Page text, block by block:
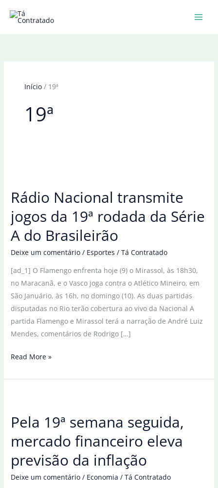
para
Início 19ª
19ª
Rádio Nacional transmite
jogos da 19ª rodada da Série
A do Brasileirão
Deixe um comentário / Esportes / Tá Contratado
[ad_1] O Flamengo enfrenta hoje (9) o Mirassol, às 18h30,
no Maracanã, e o Vasco joga contra o Atlético Mineiro, em
São Januário, às 16h, no domingo (10). As duas partidas
disputadas no Rio terão cobertura ao vivo da Nacional A
partida Flamengo e Mirassol terá a narração de André Luiz
Mendes, comentários de Rodrigo […]
Rádio
transmite
19ª
da
Série
A
do
Read More »
Pela 19ª semana seguida,
mercado financeiro eleva
previsão da inflação
Deixe um comentário / Economia / Tá Contratado